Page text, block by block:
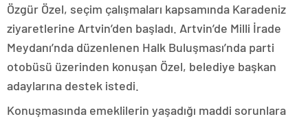
Özgür Özel, seçim çalışmaları kapsamında Karadeniz
ziyaretlerine Artvin’den başladı. Artvin’de Milli İrade
Meydanı’nda düzenlenen Halk Buluşması’nda parti
otobüsü üzerinden konuşan Özel, belediye başkan
adaylarına destek istedi.
Konuşmasında emeklilerin yaşadığı maddi sorunlara